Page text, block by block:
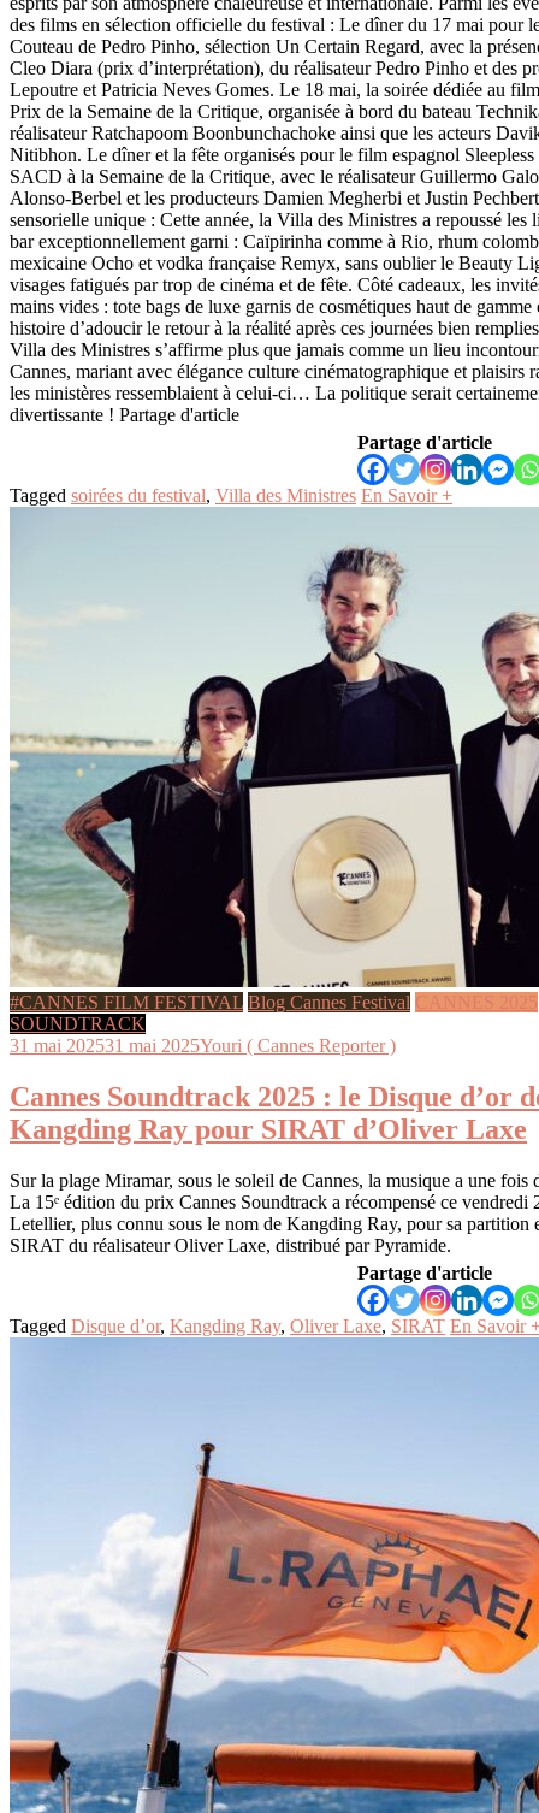
des films en sélection officielle du festival : Le dîner du 17 mai pour
Couteau de Pedro Pinho, sélection Un Certain Regard, avec la
Cleo Diara (prix d’interprétation), du réalisateur Pedro Pinho et des
Lepoutre et Patricia Neves Gomes. Le 18 mai, la soirée dédiée au
Prix de la Semaine de la Critique, organisée à bord du bateau
réalisateur Ratchapoom Boonbunchachoke ainsi que les acteurs
Nitibhon. Le dîner et la fête organisés pour le film espagnol
SACD à la Semaine de la Critique, avec le réalisateur Guillermo
Alonso-Berbel et les producteurs Damien Megherbi et Justin
sensorielle unique : Cette année, la Villa des Ministres a repoussé les
bar exceptionnellement garni : Caïpirinha comme à Rio, rhum
mexicaine Ocho et vodka française Remyx, sans oublier le Beauty
visages fatigués par trop de cinéma et de fête. Côté cadeaux, les
mains vides : tote bags de luxe garnis de cosmétiques haut de
histoire d’adoucir le retour à la réalité après ces journées bien
Villa des Ministres s’affirme plus que jamais comme un lieu
Cannes, mariant avec élégance culture cinématographique et plaisirs
les ministères ressemblaient à celui-ci… La politique serait
divertissante ! Partage d'article
Partage d'article
Tagged soirées du festival, Villa des Ministres En Savoir +
#CANNES FILM FESTIVAL Blog Cannes Festival CANNES 2025
SOUNDTRACK
31 mai 202531 mai 2025Youri ( Cannes Reporter )
Cannes Soundtrack 2025 : le Disque d’or
Kangding Ray pour SIRAT d’Oliver Laxe
Sur la plage Miramar, sous le soleil de Cannes, la musique a une fois
La 15ᵉ édition du prix Cannes Soundtrack a récompensé ce
Letellier, plus connu sous le nom de Kangding Ray, pour sa partition
SIRAT du réalisateur Oliver Laxe, distribué par Pyramide.
Partage d'article
Tagged Disque d’or, Kangding Ray, Oliver Laxe, SIRAT En Savoir